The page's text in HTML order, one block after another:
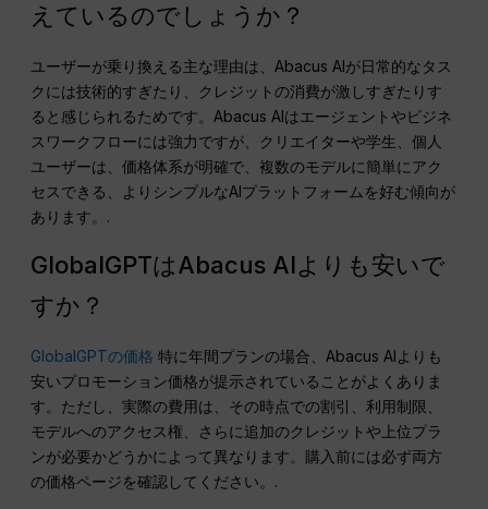
えているのでしょうか？
ユーザーが乗り換える主な理由は、Abacus AIが日常的なタス
クには技術的すぎたり、クレジットの消費が激しすぎたりす
ると感じられるためです。Abacus AIはエージェントやビジネ
スワークフローには強力ですが、クリエイターや学生、個人
ユーザーは、価格体系が明確で、複数のモデルに簡単にアク
セスできる、よりシンプルなAIプラットフォームを好む傾向が
あります。.
GlobalGPTはAbacus AIよりも安いで
すか？
GlobalGPTの価格 特に年間プランの場合、Abacus AIよりも
安いプロモーション価格が提示されていることがよくありま
す。ただし、実際の費用は、その時点での割引、利用制限、
モデルへのアクセス権、さらに追加のクレジットや上位プラ
ンが必要かどうかによって異なります。購入前には必ず両方
の価格ページを確認してください。.